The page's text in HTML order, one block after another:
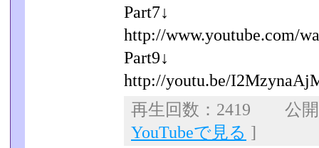
Part7↓
http://www.youtube.com/
Part9↓
http://youtu.be/
再生回数：2419 公
YouTubeで見る ]